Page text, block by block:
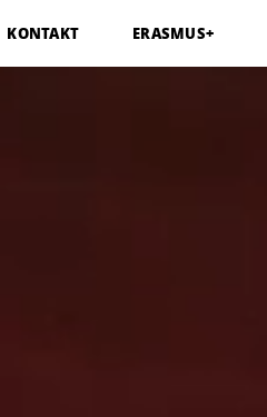
KONTAKT ERASMUS+